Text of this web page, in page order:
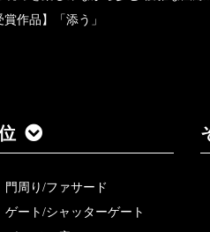
賞作品】「添う」
門周り/ファサード
ゲート/シャッターゲート